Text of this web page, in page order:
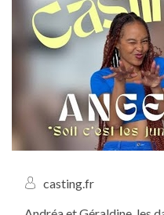
casting.fr